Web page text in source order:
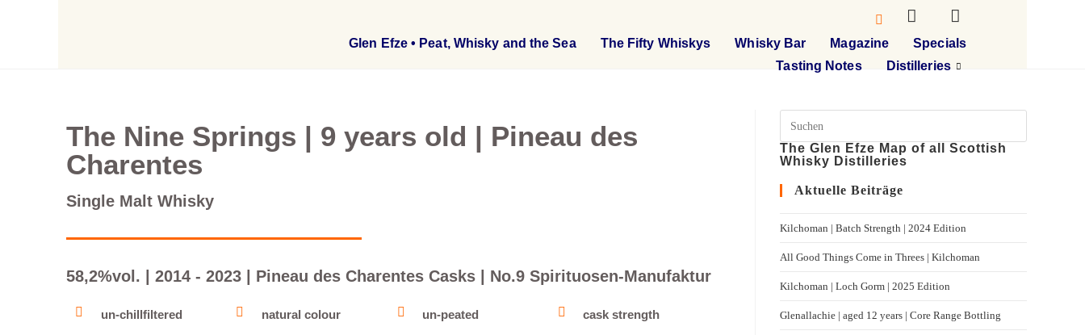
Glen Efze • Peat, Whisky and the Sea The Fifty Whiskys Whisky Bar Magazine
Specials
Tasting Notes
Distilleries
The Nine Springs | 9 years old | Pineau des
Charentes
Single Malt Whisky
58,2%vol. | 2014 - 2023 | Pineau des Charentes Casks | No.9 Spirituosen-Manufaktur
un-chillfiltered natural colour un-peated cask strength
The Glen Efze Map of all Scottish
Whisky Distilleries
Aktuelle Beiträge
Kilchoman | Batch Strength | 2024 Edition
All Good Things Come in Threes | Kilchoman
Kilchoman | Loch Gorm​ | 2025 Edition
Glenallachie | aged 12 years | Core Range Bottling